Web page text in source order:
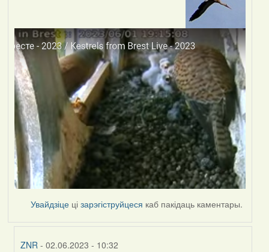
Увайдзіце цізарэгіструйцеся каб пакідаць каментары.
ZNR - 02.06.2023 - 10:32